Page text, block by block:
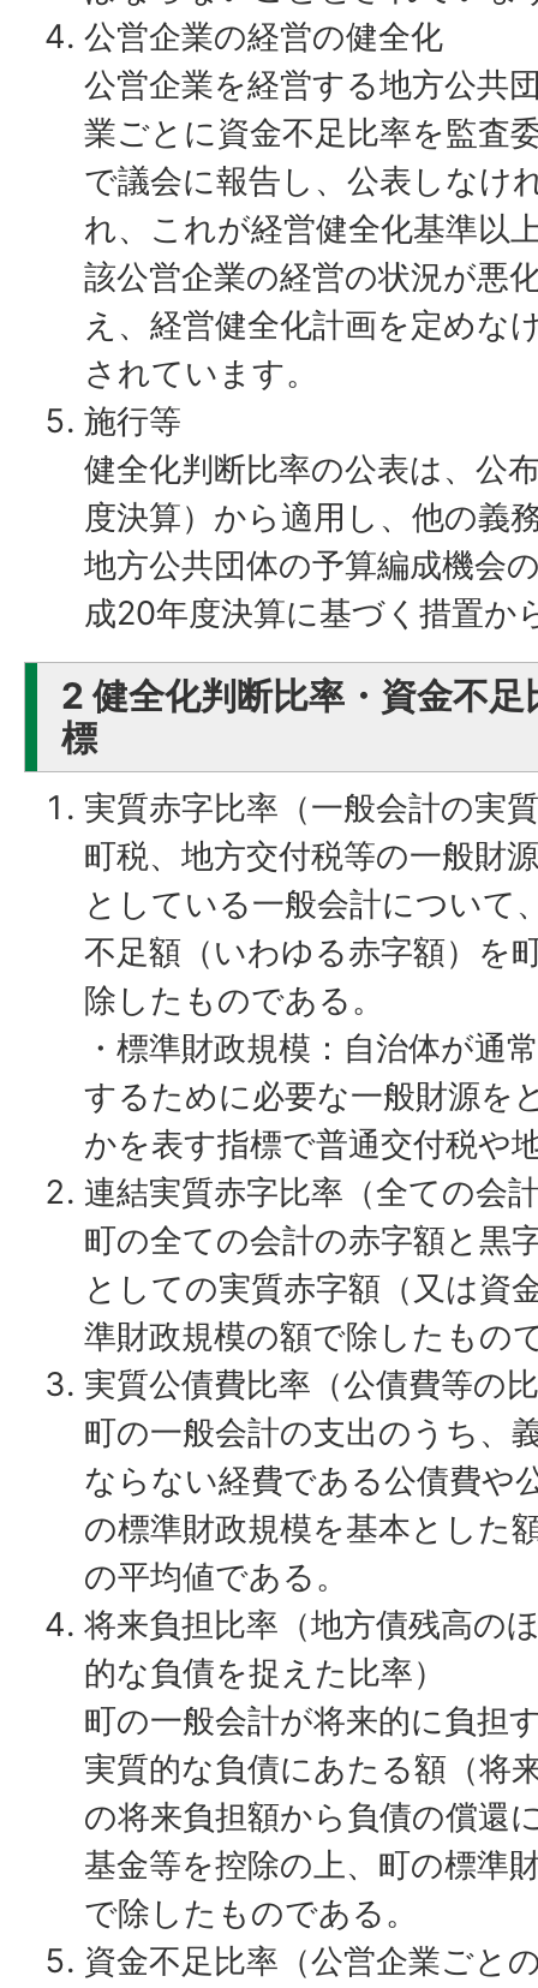
公営企業の経営の健全化
公営企業を経営する地方公共
業ごとに資金不足比率を監査
で議会に報告し、公表しなけ
れ、これが経営健全化基準以
該公営企業の経営の状況が悪
え、経営健全化計画を定めな
されています。
施行等
健全化判断比率の公表は、公
度決算）から適用し、他の義
地方公共団体の予算編成機会
成20年度決算に基づく措置か
2 健全化判断比率・資金不
標
実質赤字比率（一般会計の実
町税、地方交付税等の一般財
としている一般会計について
不足額（いわゆる赤字額）を
除したものである。
・標準財政規模：自治体が通
するために必要な一般財源を
かを表す指標で普通交付税や
連結実質赤字比率（全ての会
町の全ての会計の赤字額と黒
としての実質赤字額（又は資
準財政規模の額で除したもの
実質公債費比率（公債費等の
町の一般会計の支出のうち、
ならない経費である公債費や
の標準財政規模を基本とした
の平均値である。
将来負担比率（地方債残高の
的な負債を捉えた比率）
町の一般会計が将来的に負担
実質的な負債にあたる額（将
の将来負担額から負債の償還
基金等を控除の上、町の標準
で除したものである。
資金不足比率（公営企業ごと